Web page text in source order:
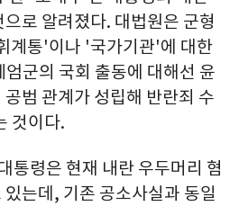
로 알려졌다. 대법원은 군형
계통'이나 '국가기관'에 대한
군의 국회 출동에 대해선 윤
범 관계가 성립해 반란죄 수
것이다.
통령은 현재 내란 우두머리 혐
는데, 기존 공소사실과 동일